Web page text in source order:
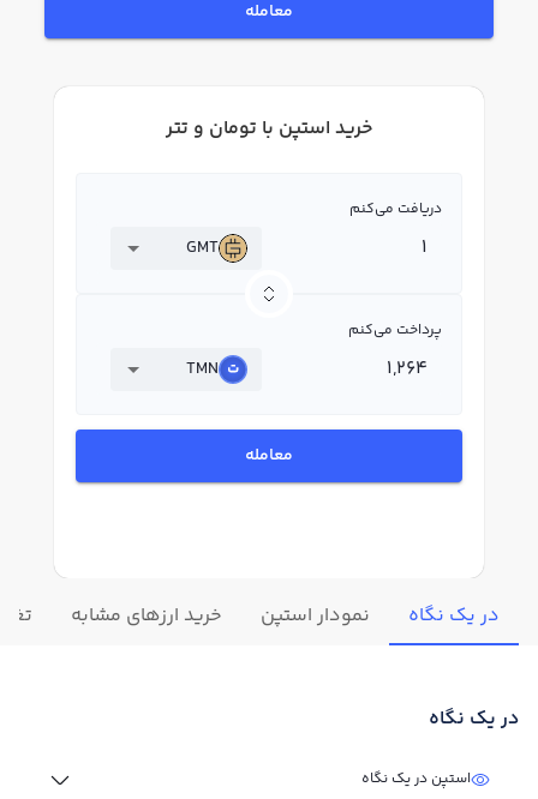
معامله
خرید استپن با تومان و تتر
دریافت می‌کنم
GMT
پرداخت می‌کنم
TMN
معامله
در یک نگاه نمودار استپن خرید ارزهای مشابه
در یک نگاه
استپن در یک نگاه